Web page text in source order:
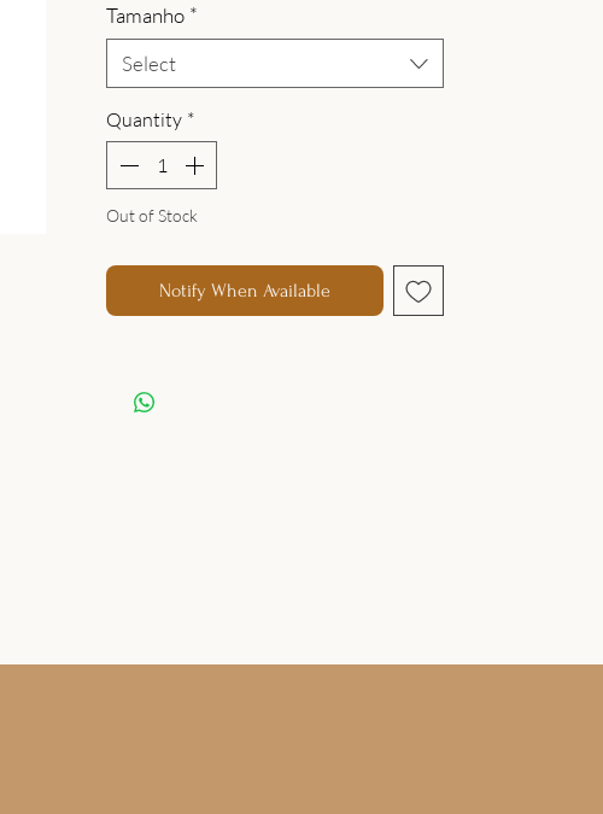
Tamanho *
Select
Quantity *
Out of Stock
Notify When Available